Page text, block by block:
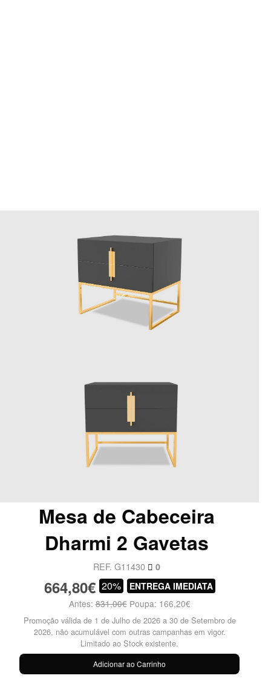
Mesa de Cabeceira
Dharmi 2 Gavetas
REF. G11430 0
664,80€ 20%
ENTREGA IMEDIATA
Antes:831,00€ Poupa: 166,20€
Promoção válida de 1 de Julho de 2026 a 30 de Setembro de
2026, não acumulável com outras campanhas em vigor.
Limitado ao Stock existente.
Adicionar ao Carrinho